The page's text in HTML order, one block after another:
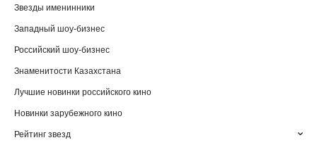
Звезды именинники
Западный шоу-бизнес
Российский шоу-бизнес
Знаменитости Казахстана
Лучшие новинки российского кино
Новинки зарубежного кино
Рейтинг звезд